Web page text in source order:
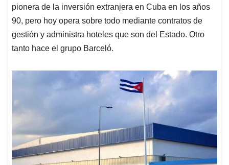
pionera de la inversión extranjera en Cuba en los años
90, pero hoy opera sobre todo mediante contratos de
gestión y administra hoteles que son del Estado. Otro
tanto hace el grupo Barceló.